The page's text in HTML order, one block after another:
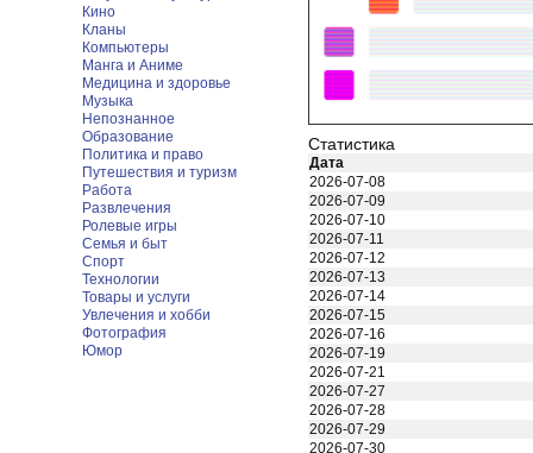
Кино
Кланы
Компьютеры
Манга и Аниме
Медицина и здоровье
Музыка
Непознанное
Образование
Политика и право
Путешествия и туризм
Работа
Развлечения
Ролевые игры
Семья и быт
Спорт
Технологии
Товары и услуги
Увлечения и хобби
Фотография
Юмор
Статистика
Дата
2026-07-08
2026-07-09
2026-07-10
2026-07-11
2026-07-12
2026-07-13
2026-07-14
2026-07-15
2026-07-16
2026-07-19
2026-07-21
2026-07-27
2026-07-28
2026-07-29
2026-07-30